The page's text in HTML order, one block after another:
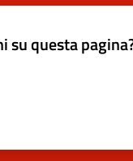
su questa